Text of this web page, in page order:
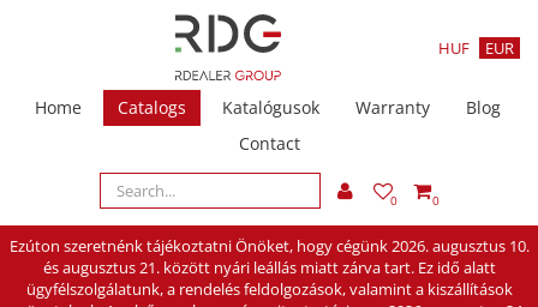
HUF EUR
Home Catalogs Katalógusok Warranty
Blog
Contact
0 0
Ezúton szeretnénk tájékoztatni Önöket, hogy cégünk 2026. augusztus 10.
és augusztus 21. között nyári leállás miatt zárva tart. Ez idő alatt
ügyfélszolgálatunk, a rendelés feldolgozások, valamint a kiszállítások